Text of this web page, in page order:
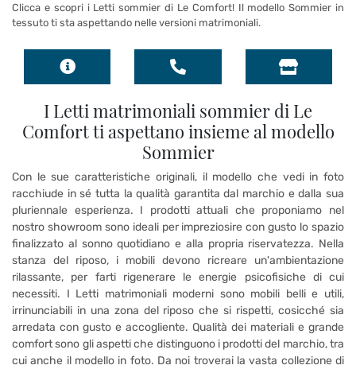
I Letti matrimoniali sommier di Le
Comfort ti aspettano insieme al modello
Sommier
Con le sue caratteristiche originali, il modello che vedi in foto
racchiude in sé tutta la qualità garantita dal marchio e dalla sua
pluriennale esperienza. I prodotti attuali che proponiamo nel
nostro showroom sono ideali per impreziosire con gusto lo spazio
finalizzato al sonno quotidiano e alla propria riservatezza. Nella
stanza del riposo, i mobili devono ricreare un'ambientazione
rilassante, per farti rigenerare le energie psicofisiche di cui
necessiti. I Letti matrimoniali moderni sono mobili belli e utili,
irrinunciabili in una zona del riposo che si rispetti, cosicché sia
arredata con gusto e accogliente. Qualità dei materiali e grande
comfort sono gli aspetti che distinguono i prodotti del marchio, tra
cui anche il modello in foto. Da noi troverai la vasta collezione di
Clicca e scopri i Letti sommier di Le Comfort! Il modello Sommier in
tessuto ti sta aspettando nelle versioni matrimoniali.